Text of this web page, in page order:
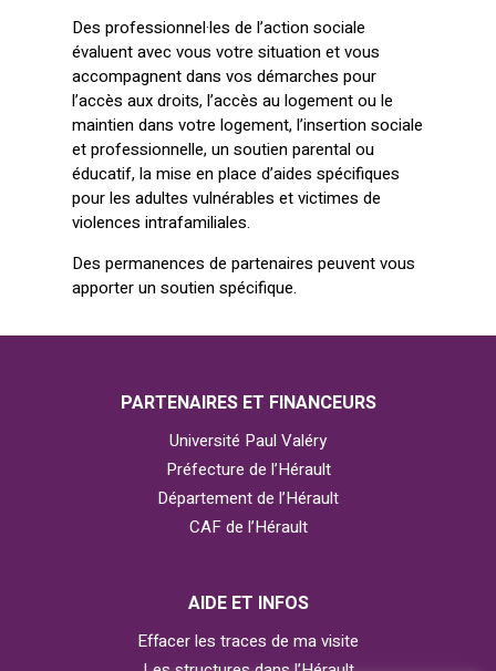
Des professionnel·les de l’action sociale
évaluent avec vous votre situation et vous
accompagnent dans vos démarches pour
l’accès aux droits, l’accès au logement ou le
maintien dans votre logement, l’insertion sociale
et professionnelle, un soutien parental ou
éducatif, la mise en place d’aides spécifiques
pour les adultes vulnérables et victimes de
violences intrafamiliales.
Des permanences de partenaires peuvent vous
apporter un soutien spécifique.
PARTENAIRES ET FINANCEURS
Université Paul Valéry
Préfecture de l’Hérault
Département de l’Hérault
CAF de l’Hérault
AIDE ET INFOS
Effacer les traces de ma visite